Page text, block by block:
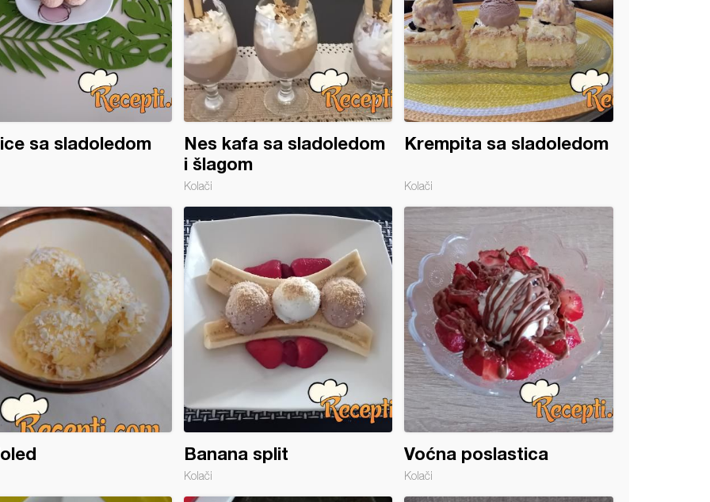
sa sladoledom
Nes kafa sa sladoledom
i šlagom
Kolači
Krempita sa sladoledom
Kolači
Banana split
Kolači
Voćna poslastica
Kolači